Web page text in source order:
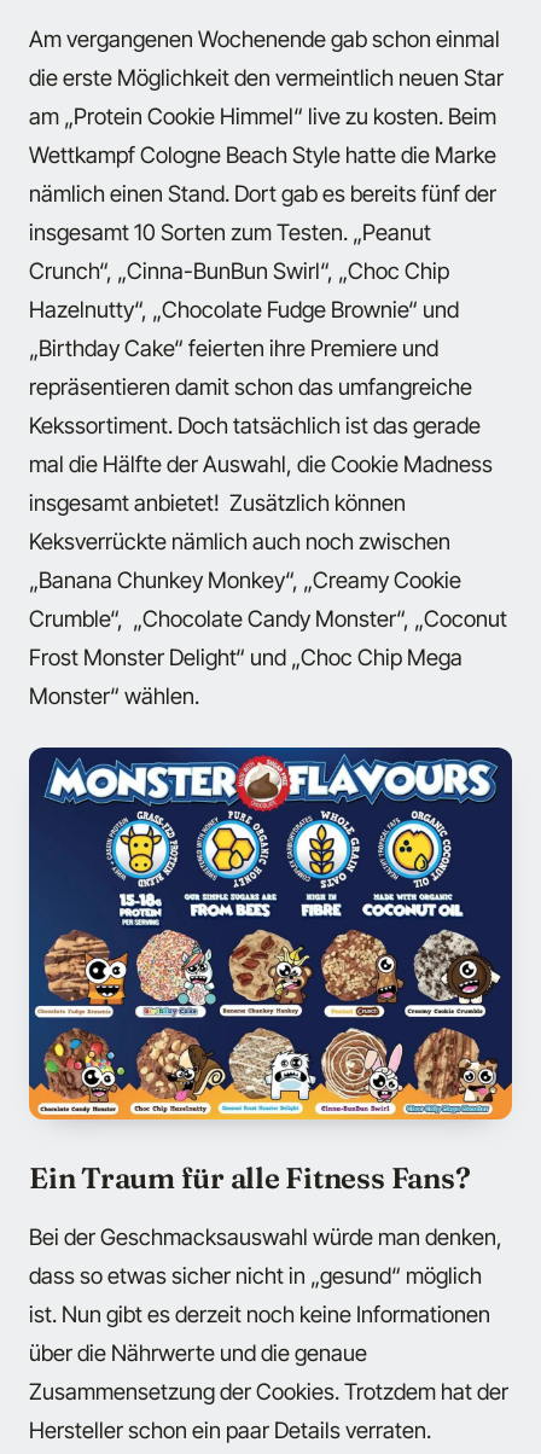
Am vergangenen Wochenende gab schon einmal
die erste Möglichkeit den vermeintlich neuen Star
am „Protein Cookie Himmel“ live zu kosten. Beim
Wettkampf Cologne Beach Style hatte die Marke
nämlich einen Stand. Dort gab es bereits fünf der
insgesamt 10 Sorten zum Testen. „Peanut
Crunch“, „Cinna-BunBun Swirl“, „Choc Chip
Hazelnutty“, „Chocolate Fudge Brownie“ und
„Birthday Cake“ feierten ihre Premiere und
repräsentieren damit schon das umfangreiche
Kekssortiment. Doch tatsächlich ist das gerade
mal die Hälfte der Auswahl, die Cookie Madness
insgesamt anbietet! Zusätzlich können
Keksverrückte nämlich auch noch zwischen
„Banana Chunkey Monkey“, „Creamy Cookie
Crumble“, „Chocolate Candy Monster“, „Coconut
Frost Monster Delight“ und „Choc Chip Mega
Monster“ wählen.
Ein Traum für alle Fitness Fans?
Bei der Geschmacksauswahl würde man denken,
dass so etwas sicher nicht in „gesund“ möglich
ist. Nun gibt es derzeit noch keine Informationen
über die Nährwerte und die genaue
Zusammensetzung der Cookies. Trotzdem hat der
Hersteller schon ein paar Details verraten.